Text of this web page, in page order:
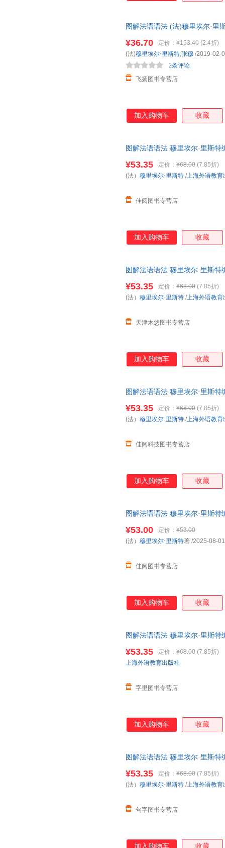
图解法语语法 (法)穆里埃尔·里
¥36.70 定价： ¥153.40 (2.4折)
飞扬图书专营店
2条评论
(法)穆里埃尔·里斯特,张穆 /2019-02-
加入购物车 收藏
图解法语语法 穆里埃尔·里斯
¥53.35 定价： ¥68.00 (7.85折)
佳阅图书专营店
(法） 穆里埃尔·里斯特 /上海外语教育
加入购物车 收藏
图解法语语法 穆里埃尔·里斯
¥53.35 定价： ¥68.00 (7.85折)
天津木悠图书专营店
(法） 穆里埃尔·里斯特 /上海外语教育
加入购物车 收藏
图解法语语法 穆里埃尔·里斯
¥53.35 定价： ¥68.00 (7.85折)
佳阅科技图书专营店
(法） 穆里埃尔·里斯特 /上海外语教育
加入购物车 收藏
图解法语语法 穆里埃尔·里斯
¥53.00 定价： ¥53.00
佳阅图书专营店
(法） 穆里埃尔·里斯特著 /2025-08-01
加入购物车 收藏
图解法语语法 穆里埃尔·里斯
¥53.35 定价： ¥68.00 (7.85折)
字里图书专营店
上海外语教育出版社
加入购物车 收藏
图解法语语法 穆里埃尔·里斯
¥53.35 定价： ¥68.00 (7.85折)
句字图书专营店
(法） 穆里埃尔·里斯特 /上海外语教育
加入购物车 收藏